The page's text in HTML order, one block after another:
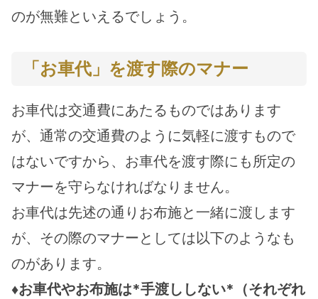
のが無難といえるでしょう。
「お車代」を渡す際のマナー
お車代は交通費にあたるものではあります
が、通常の交通費のように気軽に渡すもので
はないですから、お車代を渡す際にも所定の
マナーを守らなければなりません。
お車代は先述の通りお布施と一緒に渡します
が、その際のマナーとしては以下のようなも
のがあります。
♦︎お車代やお布施は*手渡ししない*（それぞれ